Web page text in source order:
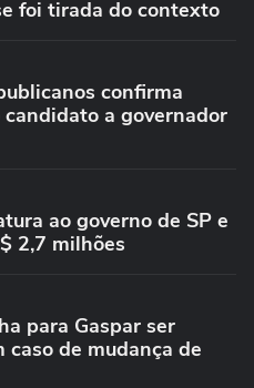
foi tirada do contexto
confirma
a governador
ao governo de SP e
2,7 milhões
para Gaspar ser
caso de mudança de